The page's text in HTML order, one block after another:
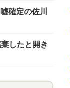
確定の佐川
したと開き